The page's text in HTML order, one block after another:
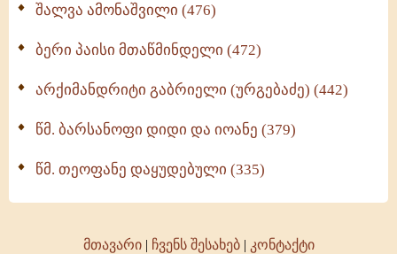
შალვა ამონაშვილი (476)
ბერი პაისი მთაწმინდელი (472)
არქიმანდრიტი გაბრიელი (ურგებაძე) (442)
წმ. ბარსანოფი დიდი და იოანე (379)
წმ. თეოფანე დაყუდებული (335)
მთავარი| ჩვენს შესახებ| კონტაქტი